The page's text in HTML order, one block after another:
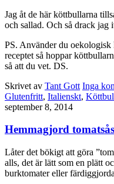
Jag åt de här köttbullarna
och sallad. Och så drack
PS. Använder du oekologisk
receptet så hoppar
så att du vet. DS.
Skrivet av Tant Gott Inga
Glutenfritt, Italienskt,
september 8, 2014
Hemmagjord
Låter det bökigt att göra
alls, det är lätt som en plätt
burktomater eller